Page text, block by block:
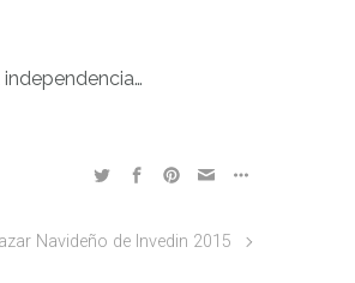
Navideño de Invedin 2015